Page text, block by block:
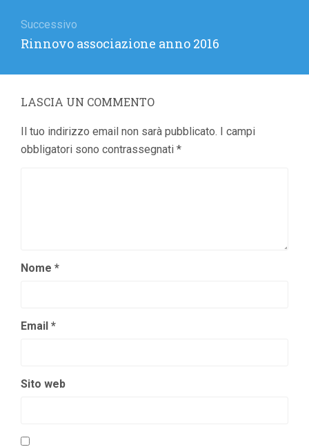
Successivo
Articolo
Rinnovo associazione anno 2016
LASCIA UN COMMENTO
Il tuo indirizzo email non sarà pubblicato. I campi
obbligatori sono contrassegnati *
Nome *
Email *
Sito web